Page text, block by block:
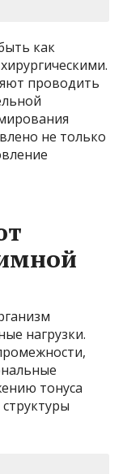
как
проводить
не только
нагрузки.
тонуса